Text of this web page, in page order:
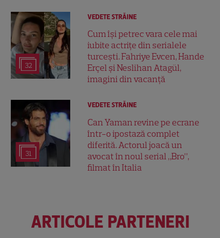
32
VEDETE STRĂINE
Cum își petrec vara cele mai
iubite actrițe din serialele
turcești. Fahriye Evcen, Hande
Erçel și Neslihan Atagül,
imagini din vacanță
31
VEDETE STRĂINE
Can Yaman revine pe ecrane
într-o ipostază complet
diferită. Actorul joacă un
avocat în noul serial „Bro”,
filmat în Italia
ARTICOLE PARTENERI